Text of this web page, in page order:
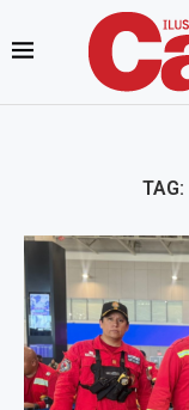
TAG: